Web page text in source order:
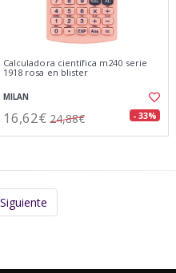
Calculadora científica m240 serie
1918 rosa en blister
MILAN
16,62€ 24,88€ - 33%
Siguiente